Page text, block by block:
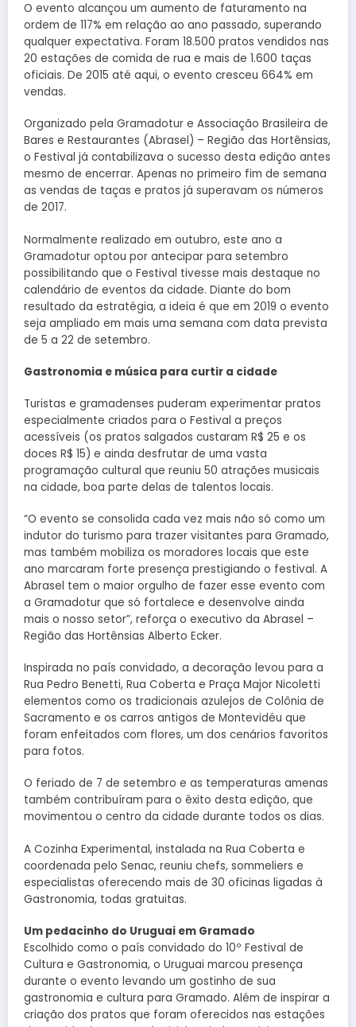
O evento alcançou um aumento de faturamento na
ordem de 117% em relação ao ano passado, superando
qualquer expectativa. Foram 18.500 pratos vendidos nas
20 estações de comida de rua e mais de 1.600 taças
oficiais. De 2015 até aqui, o evento cresceu 664% em
vendas.
Organizado pela Gramadotur e Associação Brasileira de
Bares e Restaurantes (Abrasel) – Região das Hortênsias,
o Festival já contabilizava o sucesso desta edição antes
mesmo de encerrar. Apenas no primeiro fim de semana
as vendas de taças e pratos já superavam os números
de 2017.
Normalmente realizado em outubro, este ano a
Gramadotur optou por antecipar para setembro
possibilitando que o Festival tivesse mais destaque no
calendário de eventos da cidade. Diante do bom
resultado da estratégia, a ideia é que em 2019 o evento
seja ampliado em mais uma semana com data prevista
de 5 a 22 de setembro.
Gastronomia e música para curtir a cidade
Turistas e gramadenses puderam experimentar pratos
especialmente criados para o Festival a preços
acessíveis (os pratos salgados custaram R$ 25 e os
doces R$ 15) e ainda desfrutar de uma vasta
programação cultural que reuniu 50 atrações musicais
na cidade, boa parte delas de talentos locais.
“O evento se consolida cada vez mais não só como um
indutor do turismo para trazer visitantes para Gramado,
mas também mobiliza os moradores locais que este
ano marcaram forte presença prestigiando o festival. A
Abrasel tem o maior orgulho de fazer esse evento com
a Gramadotur que só fortalece e desenvolve ainda
mais o nosso setor”, reforça o executivo da Abrasel –
Região das Hortênsias Alberto Ecker.
Inspirada no país convidado, a decoração levou para a
Rua Pedro Benetti, Rua Coberta e Praça Major Nicoletti
elementos como os tradicionais azulejos de Colônia de
Sacramento e os carros antigos de Montevidéu que
foram enfeitados com flores, um dos cenários favoritos
para fotos.
O feriado de 7 de setembro e as temperaturas amenas
também contribuíram para o êxito desta edição, que
movimentou o centro da cidade durante todos os dias.
A Cozinha Experimental, instalada na Rua Coberta e
coordenada pelo Senac, reuniu chefs, sommeliers e
especialistas oferecendo mais de 30 oficinas ligadas à
Gastronomia, todas gratuitas.
Um pedacinho do Uruguai em Gramado
Escolhido como o país convidado do 10º Festival de
Cultura e Gastronomia, o Uruguai marcou presença
durante o evento levando um gostinho de sua
gastronomia e cultura para Gramado. Além de inspirar a
criação dos pratos que foram oferecidos nas estações